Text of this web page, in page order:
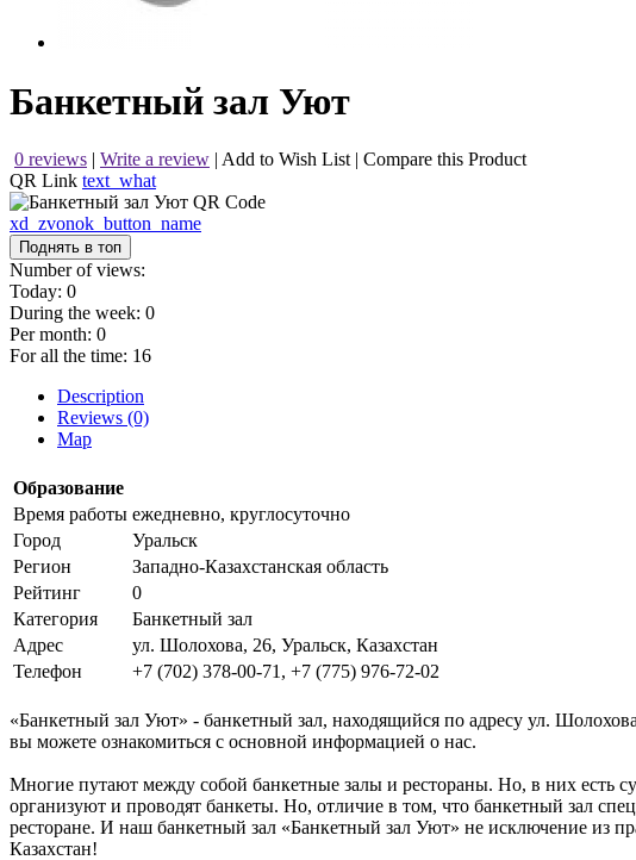
Банкетный зал Уют
0 reviews | Write a review | Add to Wish List | Compare this Product
QR Link text_what
xd_zvonok_button_name
Поднять в топ
Number of views:
Today: 0
During the week: 0
Per month: 0
For all the time: 16
Description
Reviews (0)
Map
Образование
Время работы ежедневно, круглосуточно
Город
Уральск
Регион
Западно-Казахстанская область
Рейтинг
0
Категория
Банкетный зал
Адрес
ул. Шолохова, 26, Уральск, Казахстан
Телефон
+7 (702) 378-00-71, +7 (775) 976-72-02
«Банкетный зал Уют» - банкетный зал, находящийся по адресу ул.
вы можете ознакомиться с основной информацией о нас.
Многие путают между собой банкетные залы и рестораны. Но, в них есть
организуют и проводят банкеты. Но, отличие в том, что банкетный зал
ресторане. И наш банкетный зал «Банкетный зал Уют» не исключение из
Казахстан!